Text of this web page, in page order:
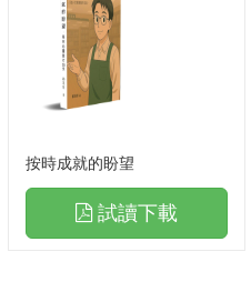
按時成就的盼望
試讀下載